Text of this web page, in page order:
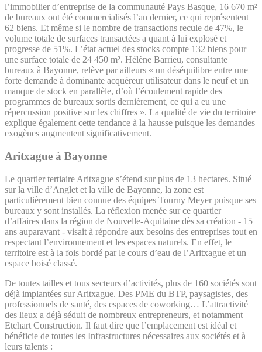
l’immobilier d’entreprise de la communauté Pays Basque, 16 670 m²
de bureaux ont été commercialisés l’an dernier, ce qui représentent
62 biens. Et même si le nombre de transactions recule de 47%, le
volume totale de surfaces transactées a quant à lui explosé et
progresse de 51%. L’état actuel des stocks compte 132 biens pour
une surface totale de 24 450 m². Hélène Barrieu, consultante
bureaux à Bayonne, relève par ailleurs « un déséquilibre entre une
forte demande à dominante acquéreur utilisateur dans le neuf et un
manque de stock en parallèle, d’où l’écoulement rapide des
programmes de bureaux sortis dernièrement, ce qui a eu une
répercussion positive sur les chiffres ». La qualité de vie du territoire
explique également cette tendance à la hausse puisque les demandes
exogènes augmentent significativement.
Aritxague à Bayonne
Le quartier tertiaire Aritxague s’étend sur plus de 13 hectares. Situé
sur la ville d’Anglet et la ville de Bayonne, la zone est
particulièrement bien connue des équipes Tourny Meyer puisque ses
bureaux y sont installés. La réflexion menée sur ce quartier
d’affaires dans la région de Nouvelle-Aquitaine dès sa création - 15
ans auparavant - visait à répondre aux besoins des entreprises tout en
respectant l’environnement et les espaces naturels. En effet, le
territoire est à la fois bordé par le cours d’eau de l’Aritxague et un
espace boisé classé.
De toutes tailles et tous secteurs d’activités, plus de 160 sociétés sont
déjà implantées sur Aritxague. Des PME du BTP, paysagistes, des
professionnels de santé, des espaces de coworking… L’attractivité
des lieux a déjà séduit de nombreux entrepreneurs, et notamment
Etchart Construction. Il faut dire que l’emplacement est idéal et
bénéficie de toutes les Infrastructures nécessaires aux sociétés et à
leurs talents :